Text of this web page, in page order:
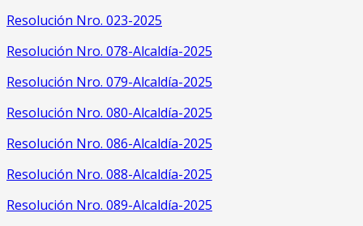
Resolución Nro. 023-2025
Resolución Nro. 078-Alcaldía-2025
Resolución Nro. 079-Alcaldía-2025
Resolución Nro. 080-Alcaldía-2025
Resolución Nro. 086-Alcaldía-2025
Resolución Nro. 088-Alcaldía-2025
Resolución Nro. 089-Alcaldía-2025